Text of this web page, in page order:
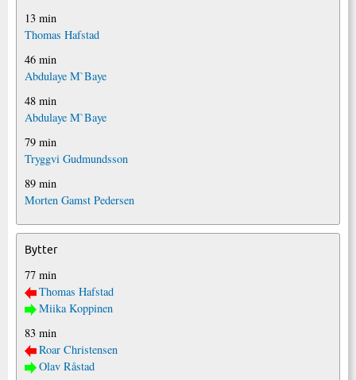
13 min
Thomas Hafstad
46 min
Abdulaye M`Baye
48 min
Abdulaye M`Baye
79 min
Tryggvi Gudmundsson
89 min
Morten Gamst Pedersen
Bytter
77 min
Thomas Hafstad
Miika Koppinen
83 min
Roar Christensen
Olav Råstad